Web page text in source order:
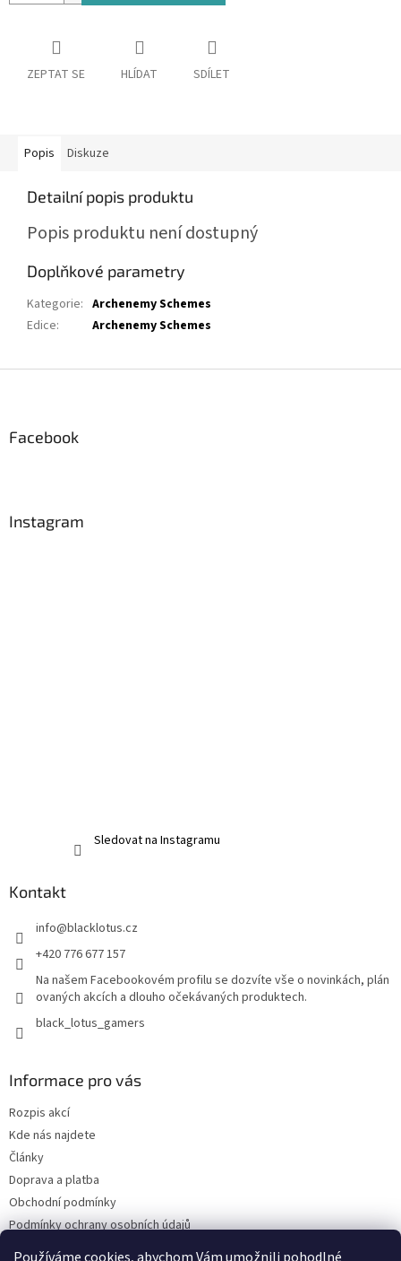
ZEPTAT SE HLÍDAT SDÍLET
Popis Diskuze
Detailní popis produktu
Popis produktu není dostupný
Doplňkové parametry
Kategorie: Archenemy Schemes
Edice: Archenemy Schemes
Facebook
Instagram
Sledovat na Instagramu
Kontakt
info@blacklotus.cz
+420 776 677 157
Na našem Facebookovém profilu se dozvíte vše o novinkách, plán
ovaných akcích a dlouho očekávaných produktech.
black_lotus_gamers
Informace pro vás
Rozpis akcí
Kde nás najdete
Články
Doprava a platba
Obchodní podmínky
Podmínky ochrany osobních údajů
Bonusový program - kredity